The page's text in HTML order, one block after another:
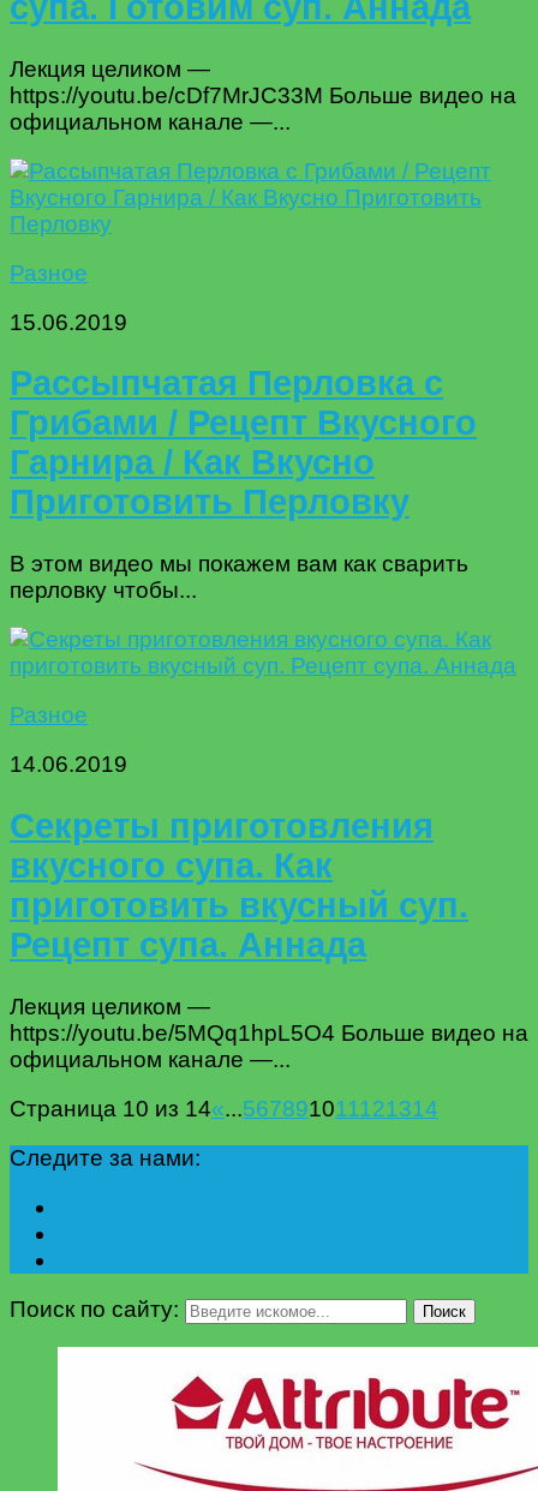
Лекция целиком —
https://youtu.be/cDf7MrJC33M Больше видео на
официальном канале —...
Разное
15.06.2019
Рассыпчатая Перловка с
Грибами / Рецепт Вкусного
Гарнира / Как Вкусно
Приготовить Перловку
В этом видео мы покажем вам как сварить
перловку чтобы...
Разное
14.06.2019
Секреты приготовления
вкусного супа. Как
приготовить вкусный суп.
Рецепт супа. Аннада
Лекция целиком —
https://youtu.be/5MQq1hpL5O4 Больше видео на
официальном канале —...
Страница 10 из 14«...567891011121314
Следите за нами:
Поиск по сайту: Поиск